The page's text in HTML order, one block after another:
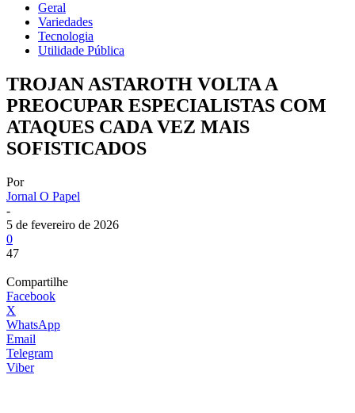
Geral
Variedades
Tecnologia
Utilidade Pública
TROJAN ASTAROTH VOLTA A
PREOCUPAR ESPECIALISTAS COM
ATAQUES CADA VEZ MAIS
SOFISTICADOS
Por
Jornal O Papel
-
5 de fevereiro de 2026
0
47
Compartilhe
Facebook
X
WhatsApp
Email
Telegram
Viber